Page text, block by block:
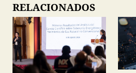
RELACIONADOS